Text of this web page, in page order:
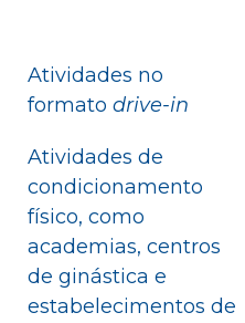
Atividades no
formato drive-in
Atividades de
condicionamento
físico, como
academias, centros
de ginástica e
estabelecimentos de